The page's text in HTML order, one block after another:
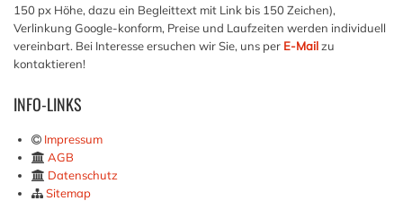
150 px Höhe, dazu ein Begleittext mit Link bis 150 Zeichen),
Verlinkung Google-konform, Preise und Laufzeiten werden individuell
vereinbart. Bei Interesse ersuchen wir Sie, uns per E-Mailzu
kontaktieren!
INFO-LINKS
Impressum
AGB
Datenschutz
Sitemap